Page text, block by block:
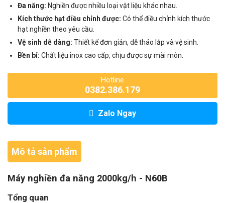
Đa năng: Nghiền được nhiều loại vật liệu khác nhau.
Kích thước hạt điều chỉnh được: Có thể điều chỉnh kích thước
hạt nghiền theo yêu cầu.
Vệ sinh dễ dàng: Thiết kế đơn giản, dễ tháo lắp và vệ sinh.
Bền bỉ: Chất liệu inox cao cấp, chịu được sự mài mòn.
Hotline
0382.386.179
Zalo Ngay
Mô tả sản phẩm
Máy nghiền đa năng 2000kg/h - N60B
Tổng quan